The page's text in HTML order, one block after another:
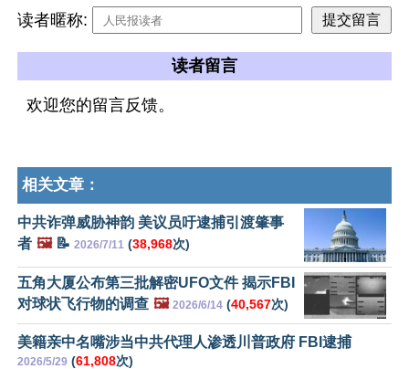
读者暱称:
读者留言
欢迎您的留言反馈。
相关文章：
中共诈弹威胁神韵 美议员吁逮捕引渡肇事
者 🖼️📝 2026/7/11 (38,968次)
五角大厦公布第三批解密UFO文件 揭示FBI
对球状飞行物的调查 🖼️ 2026/6/14 (40,567次)
美籍亲中名嘴涉当中共代理人渗透川普政府 FBI逮捕
2026/5/29 (61,808次)